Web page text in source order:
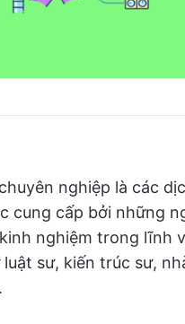
nghiệp là các
cung cấp bởi những
nghiệm trong lĩnh
luật sư, kiến trúc sư,